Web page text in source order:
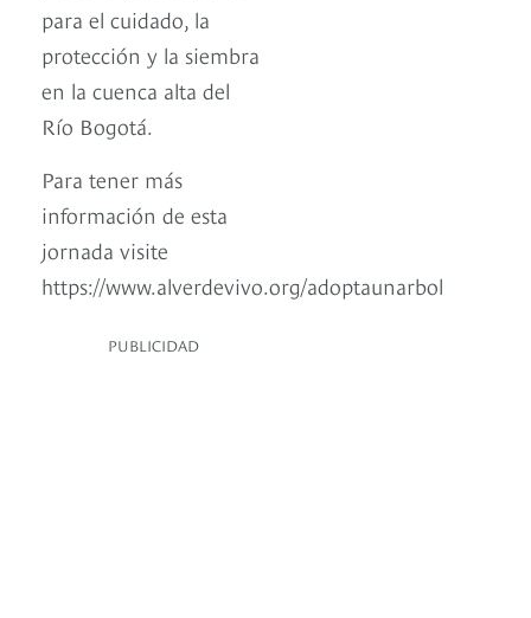
para el cuidado, la
protección y la siembra
en la cuenca alta del
Río Bogotá.
Para tener más
información de esta
jornada visite
https://www.alverdevivo.org/adoptaunarbol
PUBLICIDAD